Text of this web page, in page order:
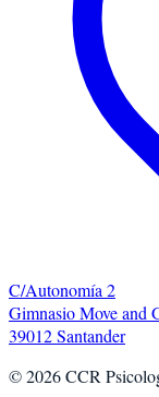
C/Autonomía 2
Gimnasio Move and
39012 Santander
©2026CCR